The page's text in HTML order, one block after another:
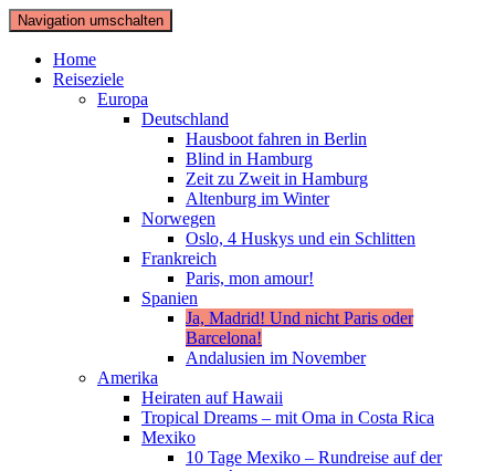
Navigation umschalten
Home
Reiseziele
Europa
Deutschland
Hausboot fahren in Berlin
Blind in Hamburg
Zeit zu Zweit in Hamburg
Altenburg im Winter
Norwegen
Oslo, 4 Huskys und ein Schlitten
Frankreich
Paris, mon amour!
Spanien
Ja, Madrid! Und nicht Paris oder
Barcelona!
Andalusien im November
Amerika
Heiraten auf Hawaii
Tropical Dreams – mit Oma in Costa Rica
Mexiko
10 Tage Mexiko – Rundreise auf der